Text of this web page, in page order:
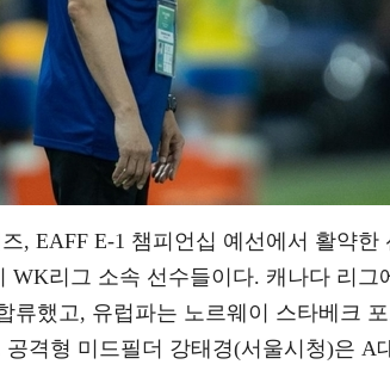
, EAFF E-1 챔피언십 예선에서 활약
WK리그 소속 선수들이다. 캐나다 리그
류했고, 유럽파는 노르웨이 스타베크
격형 미드필더 강태경(서울시청)은 A